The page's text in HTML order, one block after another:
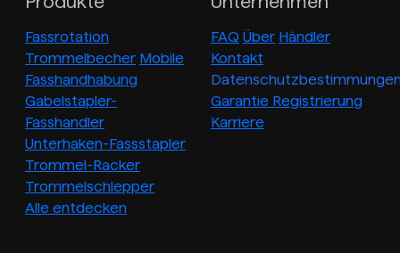
Fassrotation
Trommelbecher Mobile
Fasshandhabung
Gabelstapler-
Fasshandler
Unterhaken-Fassstapler
Trommel-Racker
Trommelschlepper
Alle entdecken
FAQ Über Händler
Kontakt
Garantie Registrierung
Karriere